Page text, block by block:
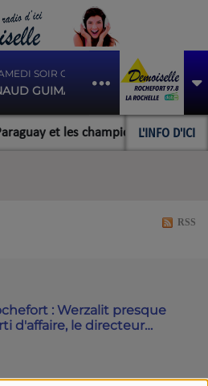
SOIR ON DANSE LE CHACHA
GUIMARD
L'INFO D'ICI
et les championnats du
RSS
: Werzalit presque
d'affaire, le directeur